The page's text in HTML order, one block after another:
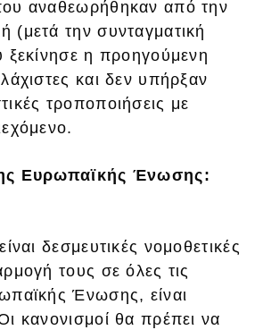
αναθεωρήθηκαν από την
(μετά την συνταγματική
ξεκίνησε η προηγούμενη
και δεν υπήρξαν
τροποποιήσεις με
Ευρωπαϊκής Ένωσης:
δεσμευτικές νομοθετικές
τους σε όλες τις
Ένωσης, είναι
κανονισμοί θα πρέπει να